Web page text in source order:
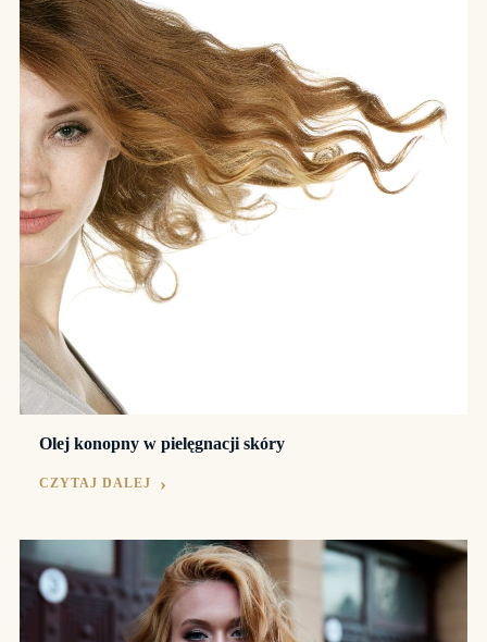
Olej konopny w pielęgnacji skóry
CZYTAJ DALEJ